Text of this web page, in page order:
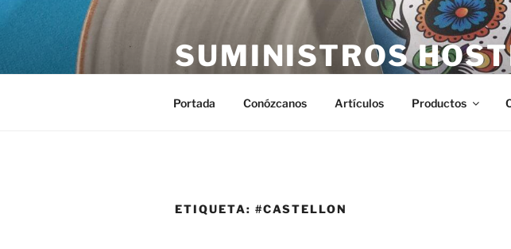
al
SUMINISTROS
Portada Conózcanos Artículos Productos
ETIQUETA: #CASTELLON